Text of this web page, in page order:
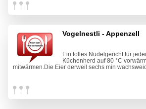
Vogelnestli - Appenzell
Ein tolles Nudelgericht für
Küchenherd auf 80 °C
mitwärmen.Die Eier derweil sechs min